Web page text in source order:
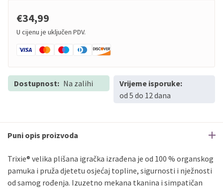
€34,99
U cijenu je uključen PDV.
Dostupnost: Na zalihi
Vrijeme isporuke:
od 5 do 12 dana
Puni opis proizvoda
Trixie® velika plišana igračka izrađena je od 100 % organskog
pamuka i pruža djetetu osjećaj topline, sigurnosti i nježnosti
od samog rođenja. Izuzetno mekana tkanina i simpatičan